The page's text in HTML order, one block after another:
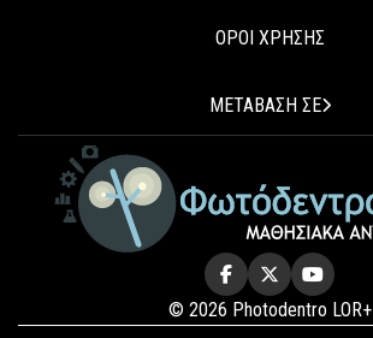
ΟΡΟΙ ΧΡΗΣΗΣ
ΜΕΤΑΒΑΣΗ ΣΕ
© 2026 Photodentro LOR+